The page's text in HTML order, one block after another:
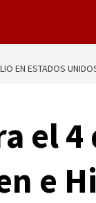
EN ESTADOS
el
e